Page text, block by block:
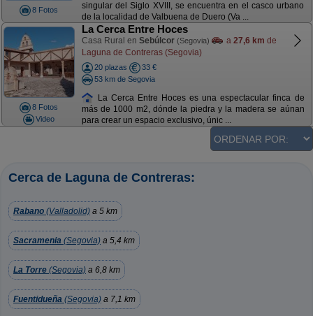
8 Fotos
singular del Siglo XVIII, se encuentra en el casco urbano
de la localidad de Valbuena de Duero (Va ...
8 Fotos
Video
La Cerca Entre Hoces
Casa Rural en Sebúlcor (Segovia) a 27,6 km de
Laguna de Contreras (Segovia)
20 plazas
33 €
53 km de Segovia
La Cerca Entre Hoces es una espectacular finca de
más de 1000 m2, dónde la piedra y la madera se aúnan
para crear un espacio exclusivo, únic ...
Cerca de Laguna de Contreras:
Rabano (Valladolid) a 5 km
Sacramenia (Segovia) a 5,4 km
La Torre (Segovia) a 6,8 km
Fuentidueña (Segovia) a 7,1 km